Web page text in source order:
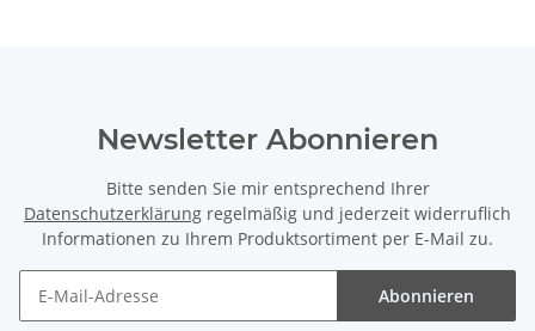
Newsletter Abonnieren
Bitte senden Sie mir entsprechend Ihrer
Datenschutzerklärung regelmäßig und jederzeit widerruflich
Informationen zu Ihrem Produktsortiment per E-Mail zu.
Abonnieren